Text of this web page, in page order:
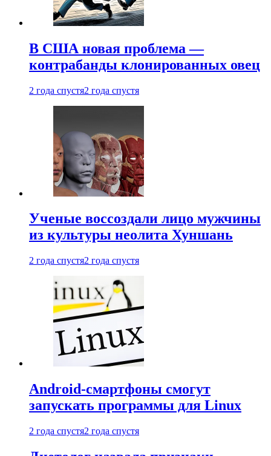
В США новая проблема —
контрабанды клонированных овец
2 года спустя2 года спустя
Ученые воссоздали лицо мужчины
из культуры неолита Хуншань
2 года спустя2 года спустя
Android-смартфоны смогут
запускать программы для Linux
2 года спустя2 года спустя